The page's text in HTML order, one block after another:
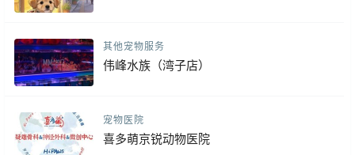
其他宠物服务
伟峰水族（湾子店）
宠物医院
喜多萌京锐动物医院